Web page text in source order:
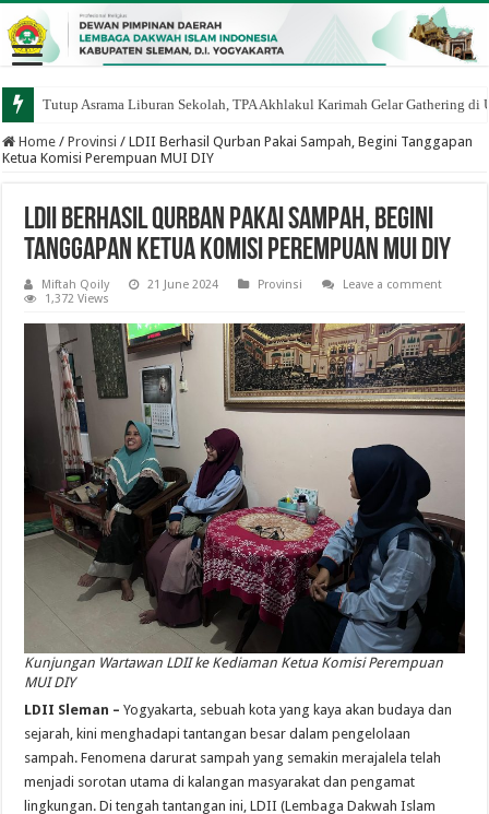
Tutup Asrama Liburan Sekolah, TPA Akhlakul Karimah Gelar Gathering di
Home / Provinsi / LDII Berhasil Qurban Pakai Sampah, Begini Tanggapan
Ketua Komisi Perempuan MUI DIY
LDII Berhasil Qurban Pakai Sampah, Begini
Tanggapan Ketua Komisi Perempuan MUI DIY
Miftah Qoily 21 June 2024 Provinsi
Leave a comment
1,372 Views
Kunjungan Wartawan LDII ke Kediaman Ketua Komisi Perempuan
MUI DIY
LDII Sleman – Yogyakarta, sebuah kota yang kaya akan budaya dan
sejarah, kini menghadapi tantangan besar dalam pengelolaan
sampah. Fenomena darurat sampah yang semakin merajalela telah
menjadi sorotan utama di kalangan masyarakat dan pengamat
lingkungan. Di tengah tantangan ini, LDII (Lembaga Dakwah Islam